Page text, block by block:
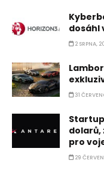
dosáhl
2 SRPNA,
31
dolarů,
pro
29